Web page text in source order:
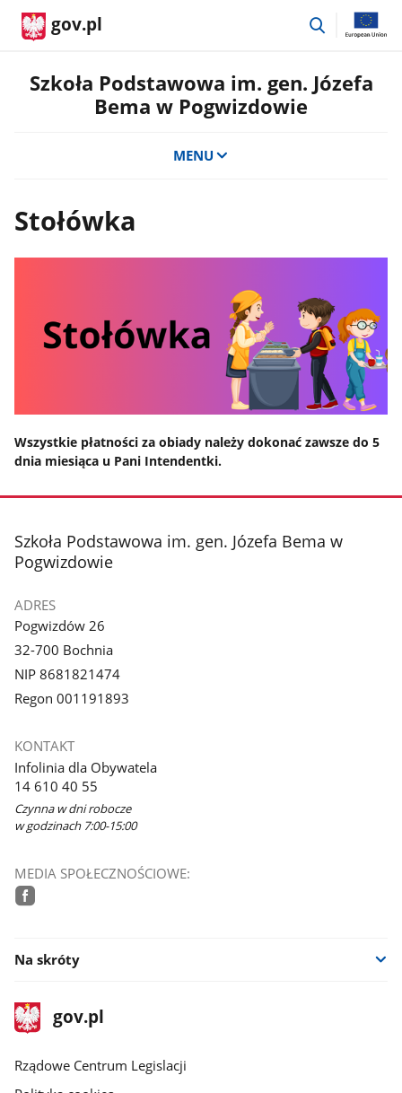
gov.pl
przejdź
Szkoła Podstawowa im. gen. Józefa
Bema w Pogwizdowie
MENU
Stołówka
Wszystkie płatności za obiady należy dokonać zawsze do 5
dnia miesiąca u Pani Intendentki.
stopka
Szkoła Podstawowa im. gen. Józefa Bema w
Pogwizdowie
ADRES
Pogwizdów 26
32-700 Bochnia
NIP 8681821474
Regon 001191893
KONTAKT
Infolinia dla Obywatela
14 610 40 55
Czynna w dni robocze
w godzinach 7:00-15:00
MEDIA SPOŁECZNOŚCIOWE:
Na skróty
stopka
gov.plStrona
gov.pl
Rządowe Centrum Legislacji